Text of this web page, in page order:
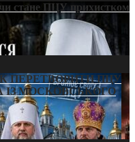
стане ПЦУ прихистком
ПЕРЕТВОРИТИ ПЦУ
ІЗ МОСКОВСЬКОГО